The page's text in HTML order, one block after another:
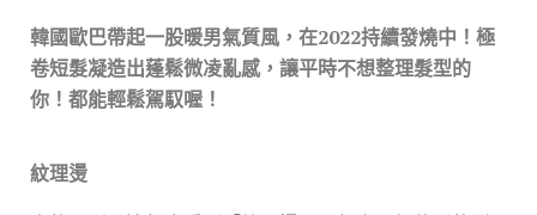
韓國歐巴帶起一股暖男氣質風，在2022持續發燒中！ 極
卷短髮凝造出蓬鬆微凌亂感， 讓平時不想整理髮型的
你！ 都能輕鬆駕馭喔！
紋理燙